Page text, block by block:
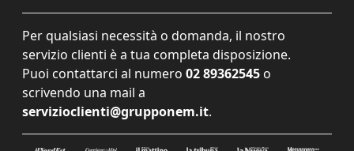
Per qualsiasi necessità o domanda, il nostro
servizio clienti è a tua completa disposizione.
Puoi contattarci al numero 02 89362545 o
scrivendo una mail a
servizioclienti@grupponem.it.